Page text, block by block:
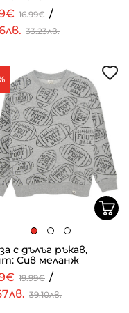
16.99€ /
33.23лв.
с дълъг ръкав,
Сив меланж
19.99€ /
39.10лв.